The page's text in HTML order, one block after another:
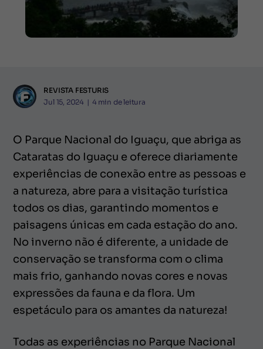
REVISTA FESTURIS
Jul 15, 2024 | 4 min de leitura
O Parque Nacional do Iguaçu, que abriga as
Cataratas do Iguaçu e oferece diariamente
experiências de conexão entre as pessoas e
a natureza, abre para a visitação turística
todos os dias, garantindo momentos e
paisagens únicas em cada estação do ano.
No inverno não é diferente, a unidade de
conservação se transforma com o clima
mais frio, ganhando novas cores e novas
expressões da fauna e da flora. Um
espetáculo para os amantes da natureza!
Todas as experiências no Parque Nacional